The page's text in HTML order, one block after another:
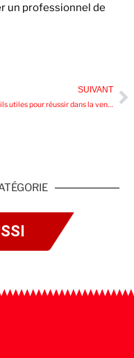
un professionnel de
SUIVANT
Conseils utiles pour réussir dans la vente de voitures d’occasion